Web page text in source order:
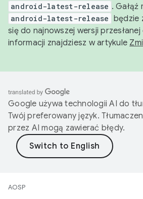
android-latest-release . Gałąź
android-latest-release będzie
się do najnowszej wersji przesłanej
informacji znajdziesz w artykule
Google używa technologii AI do
Twój preferowany język.
przez AI mogą zawierać błędy.
AOSP